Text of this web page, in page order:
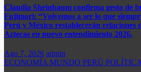
​​Claudia Sheinbaum confirma gesto de
Fujimori: “Volvemos a ser lo que
Perú y México restablecerán relaciones
Aztecas en nuevo entendimiento 2026.​
Ago 7, 2026 admin
ECONOMÍA MUNDO PERÚ POLÍTICA